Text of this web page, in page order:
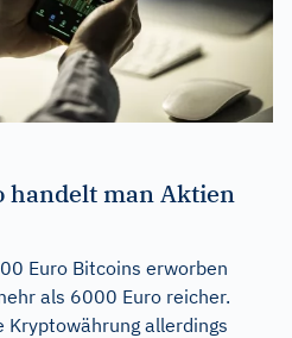
handelt man Aktien
Euro Bitcoins erworben
als 6000 Euro reicher.
allerdings